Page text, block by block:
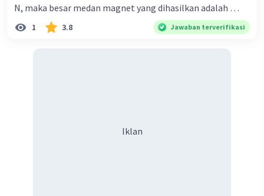
N, maka besar medan magnet yang dihasilkan adalah …
1 3.8 Jawaban terverifikasi
Iklan